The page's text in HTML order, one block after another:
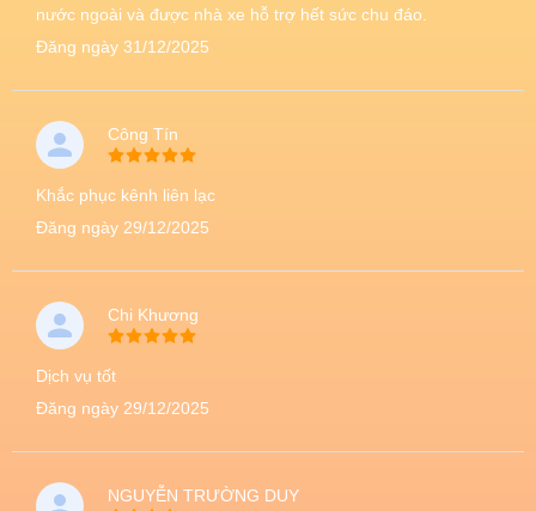
nước ngoài và được nhà xe hỗ trợ hết sức chu đáo.
Đăng ngày 31/12/2025
Công Tín
Khắc phục kênh liên lạc
Đăng ngày 29/12/2025
Chi Khương
Dịch vụ tốt
Đăng ngày 29/12/2025
NGUYỄN TRƯỜNG DUY